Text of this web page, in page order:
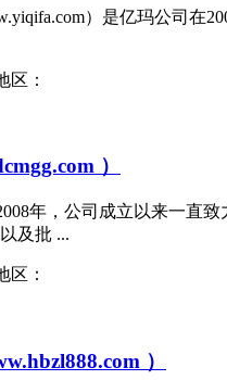
）是亿玛公司
：
）
年，公司成立以来一
及批 ...
：
）